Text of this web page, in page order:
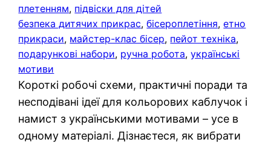
плетенням, підвіски для дітей
безпека дитячих прикрас, бісероплетіння, етно
прикраси, майстер-клас бісер, пейот техніка
подарункові набори, ручна робота, українські
мотиви
Короткі робочі схеми, практичні поради та
несподівані ідеї для кольорових каблучок і
намист з українськими мотивами – усе в
одному матеріалі. Дізнаєтеся, як вибрати